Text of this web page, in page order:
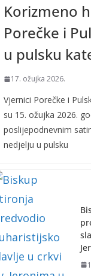
Korizmeno
Porečke i
u pulsku
17. ožujka 2026.
Vjernici Porečke i
su 15. ožujka 2026.
poslijepodnevnim
nedjelju u pulsku